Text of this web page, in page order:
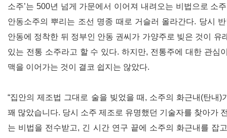
소주’는 500년 넘게 가문에서 이어져 내려오는 비법으로 소
안동소주의 뿌리는 조선 명종 때로 거슬러 올라간다. 당시
안동에 정착한 뒤 정부인 안동 권씨가 가양주로 빚은 것이 유
있는 전통 소주라고 할 수 있다.하지만, 전통주에 대한 관심
맥을 이어가는 것이 결코 쉽지는 않았다.
“집안의 제조법 그대로 술을 빚었을 때 , 소주의 화근내 (탄내)
꽤 많았습니다. 당시 소주 제조로 유명했던 기술자를 찾아가
는 비법을 전수받고, 긴 시간 연구 끝에 소주의 화근내를 잡